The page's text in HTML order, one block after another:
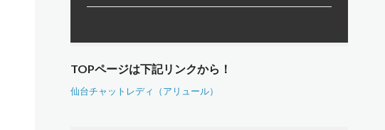
TOPページは下記リンクから！
仙台チャットレディ（アリュール）